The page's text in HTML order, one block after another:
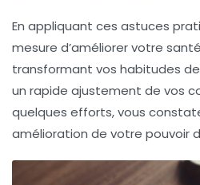
En appliquant ces astuces
mesure d’améliorer votre
transformant vos habitudes
un rapide ajustement de vos
quelques efforts, vous
amélioration de votre pouvoir